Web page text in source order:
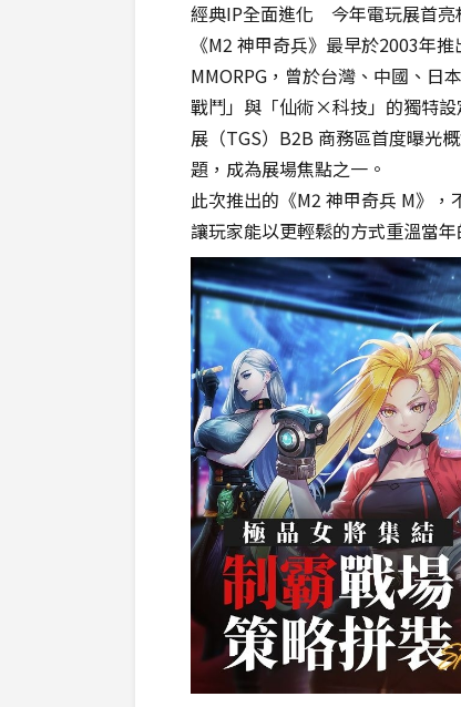
經典IP全面進化 今年電玩展首亮
《M2 神甲奇兵》最早於2003年
MMORPG，曾於台灣、中國、日
戰鬥」與「仙術×科技」的獨特
展（TGS）B2B 商務區首度曝光
題，成為展場焦點之一。
此次推出的《M2 神甲奇兵 M》
讓玩家能以更輕鬆的方式重溫當